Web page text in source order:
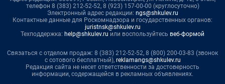
телефон 8 (383) 212-52-52, 8 (923) 157-00-00 (круглосуточно)
Электронный адрес редакции: ngs@shkulev.ru
Контактные данные для Роскомнадзора и государственных органов:
juristnsk@shkulev.ru
Техподдержка: help@shkulev.ru или воспользуйтесь веб-формой
Связаться с отделом продаж: 8 (383) 212-52-52, 8 (800) 200-03-83 (звонок
с сотового бесплатный), reklamangs@shkulev.ru
Редакция сайта не несет ответственности за достоверность
информации, содержащейся в рекламных объявлениях.